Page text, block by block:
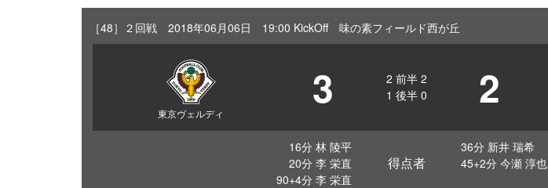
［48］２回戦 2018年06月06日 19:00 KickOff 味の素フィールド西が丘
東京ヴェルディ 3 2 前半 2
1 後半 0 2
16分 林 陵平
20分 李 栄直
90+4分 李 栄直
得点者
36分 新井 瑞希
45+2分 今瀬 淳也